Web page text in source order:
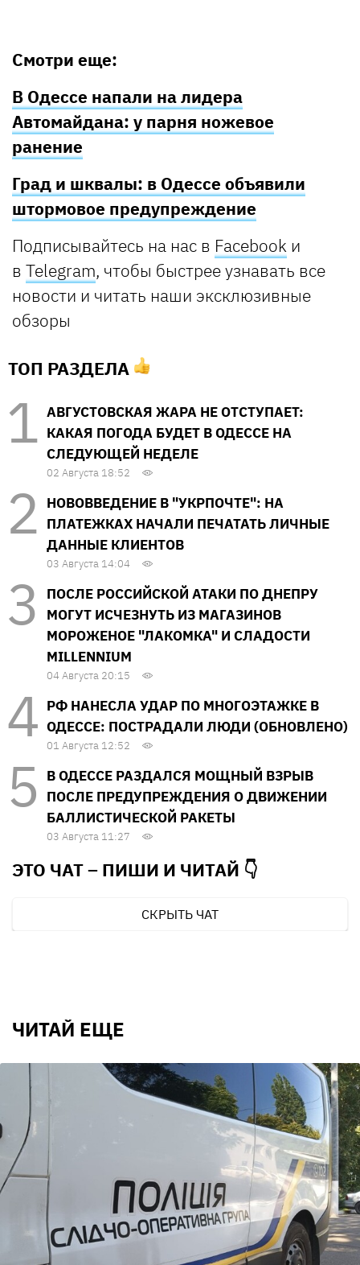
Смотри еще:
В Одессе напали на лидера
Автомайдана: у парня ножевое
ранение
Град и шквалы: в Одессе объявили
штормовое предупреждение
Подписывайтесь на нас в Facebook и
в Telegram, чтобы быстрее узнавать все
новости и читать наши эксклюзивные
обзоры
ТОП РАЗДЕЛА
АВГУСТОВСКАЯ ЖАРА НЕ ОТСТУПАЕТ:
КАКАЯ ПОГОДА БУДЕТ В ОДЕССЕ НА
СЛЕДУЮЩЕЙ НЕДЕЛЕ
02 Августа 18:52
НОВОВВЕДЕНИЕ В "УКРПОЧТЕ": НА
ПЛАТЕЖКАХ НАЧАЛИ ПЕЧАТАТЬ ЛИЧНЫЕ
ДАННЫЕ КЛИЕНТОВ
03 Августа 14:04
ПОСЛЕ РОССИЙСКОЙ АТАКИ ПО ДНЕПРУ
МОГУТ ИСЧЕЗНУТЬ ИЗ МАГАЗИНОВ
МОРОЖЕНОЕ "ЛАКОМКА" И СЛАДОСТИ
MILLENNIUM
04 Августа 20:15
РФ НАНЕСЛА УДАР ПО МНОГОЭТАЖКЕ В
ОДЕССЕ: ПОСТРАДАЛИ ЛЮДИ (ОБНОВЛЕНО)
01 Августа 12:52
В ОДЕССЕ РАЗДАЛСЯ МОЩНЫЙ ВЗРЫВ
ПОСЛЕ ПРЕДУПРЕЖДЕНИЯ О ДВИЖЕНИИ
БАЛЛИСТИЧЕСКОЙ РАКЕТЫ
03 Августа 11:27
ЭТО ЧАТ – ПИШИ И ЧИТАЙ 👇
СКРЫТЬ ЧАТ
ЧИТАЙ ЕЩЕ